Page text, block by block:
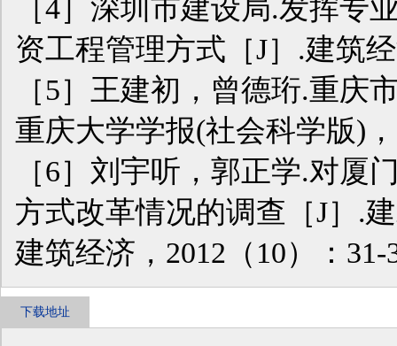
［4］深圳市建设局.发挥专
资工程管理方式［J］.建筑
［5］王建初，曾德珩.重庆
重庆大学学报(社会科学版)
［6］刘宇听，郭正学.对厦
方式改革情况的调查［J］.
建筑经济，2012（10）：31-
下载地址